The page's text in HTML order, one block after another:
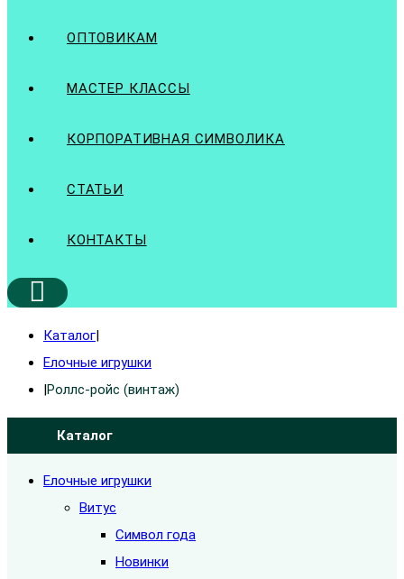
ОПТОВИКАМ
МАСТЕР КЛАССЫ
КОРПОРАТИВНАЯ СИМВОЛИКА
СТАТЬИ
КОНТАКТЫ
Каталог|
Елочные игрушки
|Роллс-ройс (винтаж)
Каталог
Елочные игрушки
Витус
Символ года
Новинки